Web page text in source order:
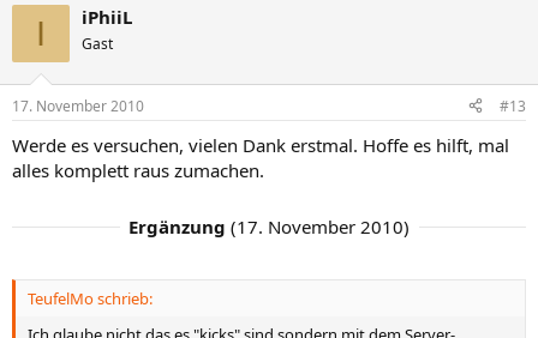
I iPhiiL
Gast
17. November 2010 #13
Werde es versuchen, vielen Dank erstmal. Hoffe es hilft, mal
alles komplett raus zumachen.
Ergänzung (17. November 2010)
TeufelMo schrieb: